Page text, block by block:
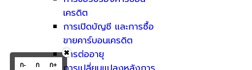
เครดิต
การเปิดบัญชี และการซื้อ
ขายคาร์บอนเครดิต
การต่ออายุ
ก- ก ก+
✖